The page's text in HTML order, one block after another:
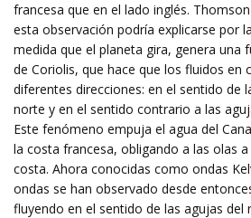
francesa que en el lado inglés.
esta observación podría explicarse por
medida que el planeta gira, genera una
de Coriolis, que hace que los fluidos en
diferentes direcciones: en el sentido de
norte y en el sentido contrario a las
Este fenómeno empuja el agua del
la costa francesa, obligando a las olas
costa. Ahora conocidas como ondas
ondas se han observado desde
fluyendo en el sentido de las agujas del